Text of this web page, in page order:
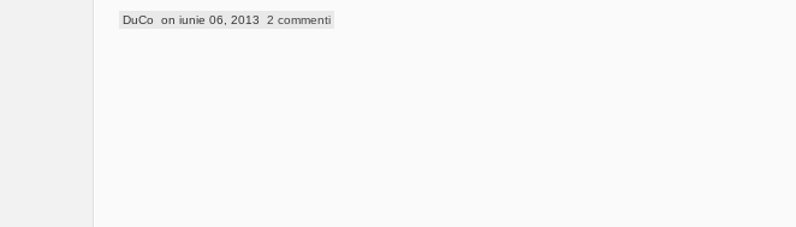
DuCo on iunie 06, 2013 2 commenti